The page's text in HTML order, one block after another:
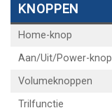
KNOPPEN
Home-knop
Aan/Uit/Power-knop
Volumeknoppen
Trilfunctie